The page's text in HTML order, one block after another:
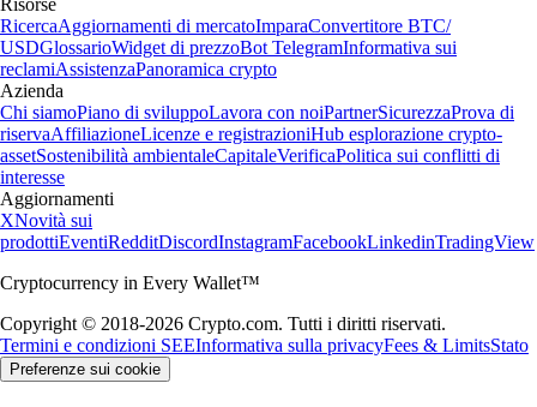
Risorse
RicercaAggiornamenti di mercatoImparaConvertitore BTC/
USDGlossarioWidget di prezzoBot TelegramInformativa sui
reclamiAssistenzaPanoramica crypto
Azienda
Chi siamoPiano di sviluppoLavora con noiPartnerSicurezzaProva di
riservaAffiliazioneLicenze e registrazioniHub esplorazione crypto-
assetSostenibilità ambientaleCapitaleVerificaPolitica sui conflitti di
interesse
Aggiornamenti
XNovità sui
prodottiEventiRedditDiscordInstagramFacebookLinkedinTradingView
Cryptocurrency in Every Wallet™
Copyright © 2018-2026 Crypto.com. Tutti i diritti riservati.
Termini e condizioni SEEInformativa sulla privacyFees & LimitsStato
Preferenze sui cookie